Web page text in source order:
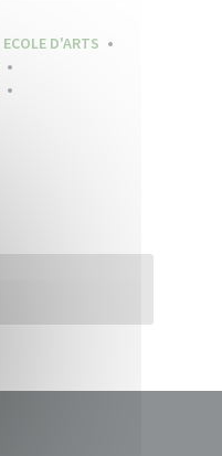
ECOLE D'ARTS